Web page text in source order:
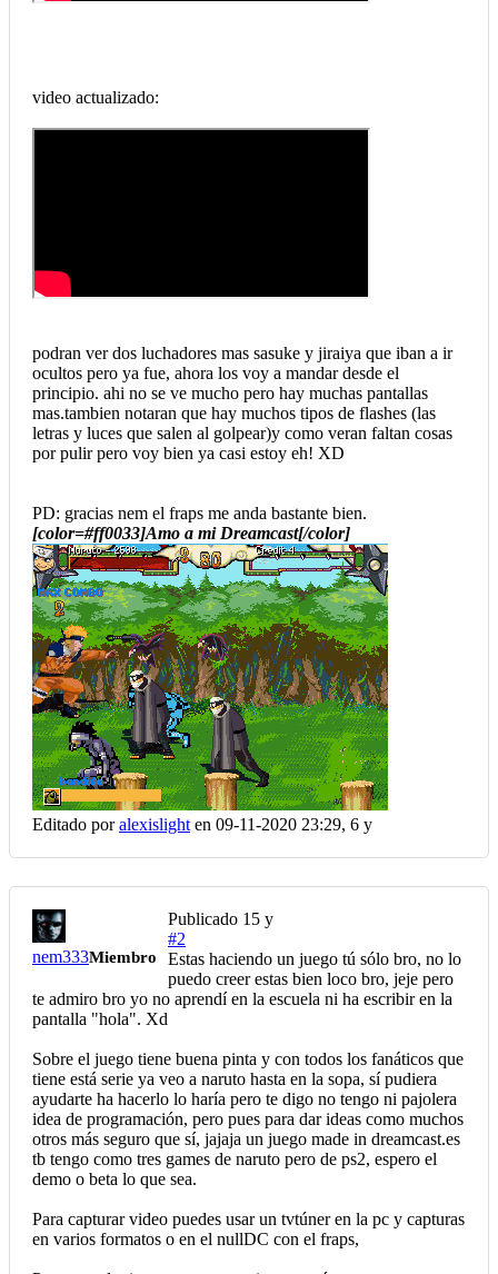
video actualizado:
podran ver dos luchadores mas sasuke y jiraiya que iban a ir
ocultos pero ya fue, ahora los voy a mandar desde el
principio. ahi no se ve mucho pero hay muchas pantallas
mas.tambien notaran que hay muchos tipos de flashes (las
letras y luces que salen al golpear)y como veran faltan cosas
por pulir pero voy bien ya casi estoy eh! XD
PD: gracias nem el fraps me anda bastante bien.
[color=#ff0033]Amo a mi Dreamcast[/color]
Editado poralexislight en 09-11-2020 23:29, 6 y
nem333Miembro
Publicado 15 y
#2
Estas haciendo un juego tú sólo bro, no lo
puedo creer estas bien loco bro, jeje pero
te admiro bro yo no aprendí en la escuela ni ha escribir en la
pantalla "hola". Xd
Sobre el juego tiene buena pinta y con todos los fanáticos que
tiene está serie ya veo a naruto hasta en la sopa, sí pudiera
ayudarte ha hacerlo lo haría pero te digo no tengo ni pajolera
idea de programación, pero pues para dar ideas como muchos
otros más seguro que sí, jajaja un juego made in dreamcast.es
tb tengo como tres games de naruto pero de ps2, espero el
demo o beta lo que sea.
Para capturar video puedes usar un tvtúner en la pc y capturas
en varios formatos o en el nullDC con el fraps,